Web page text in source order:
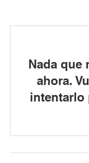
Nada que
ahora.
intentarlo